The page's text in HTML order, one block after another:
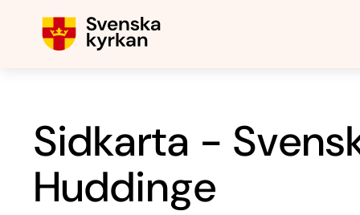
Sidkarta -
Huddinge